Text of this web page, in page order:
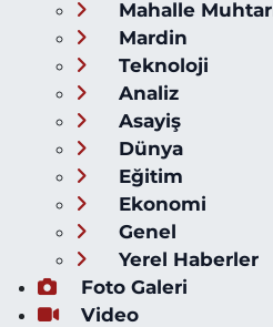
Mahalle
Mardin
Teknoloji
Analiz
Asayiş
Dünya
Eğitim
Ekonomi
Genel
Yerel Haberler
Foto Galeri
Video